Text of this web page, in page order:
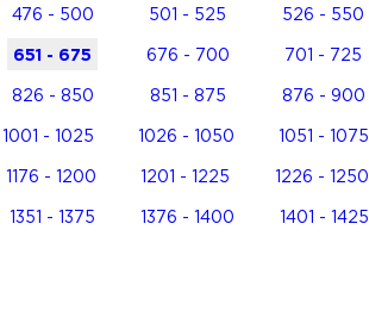
476 - 500 501 - 525 526 - 550
651 - 675 676 - 700 701 - 725
826 - 850 851 - 875 876 - 900
1001 - 1025 1026 - 1050 1051 - 1075
1176 - 1200 1201 - 1225 1226 - 1250
1351 - 1375 1376 - 1400 1401 - 1425